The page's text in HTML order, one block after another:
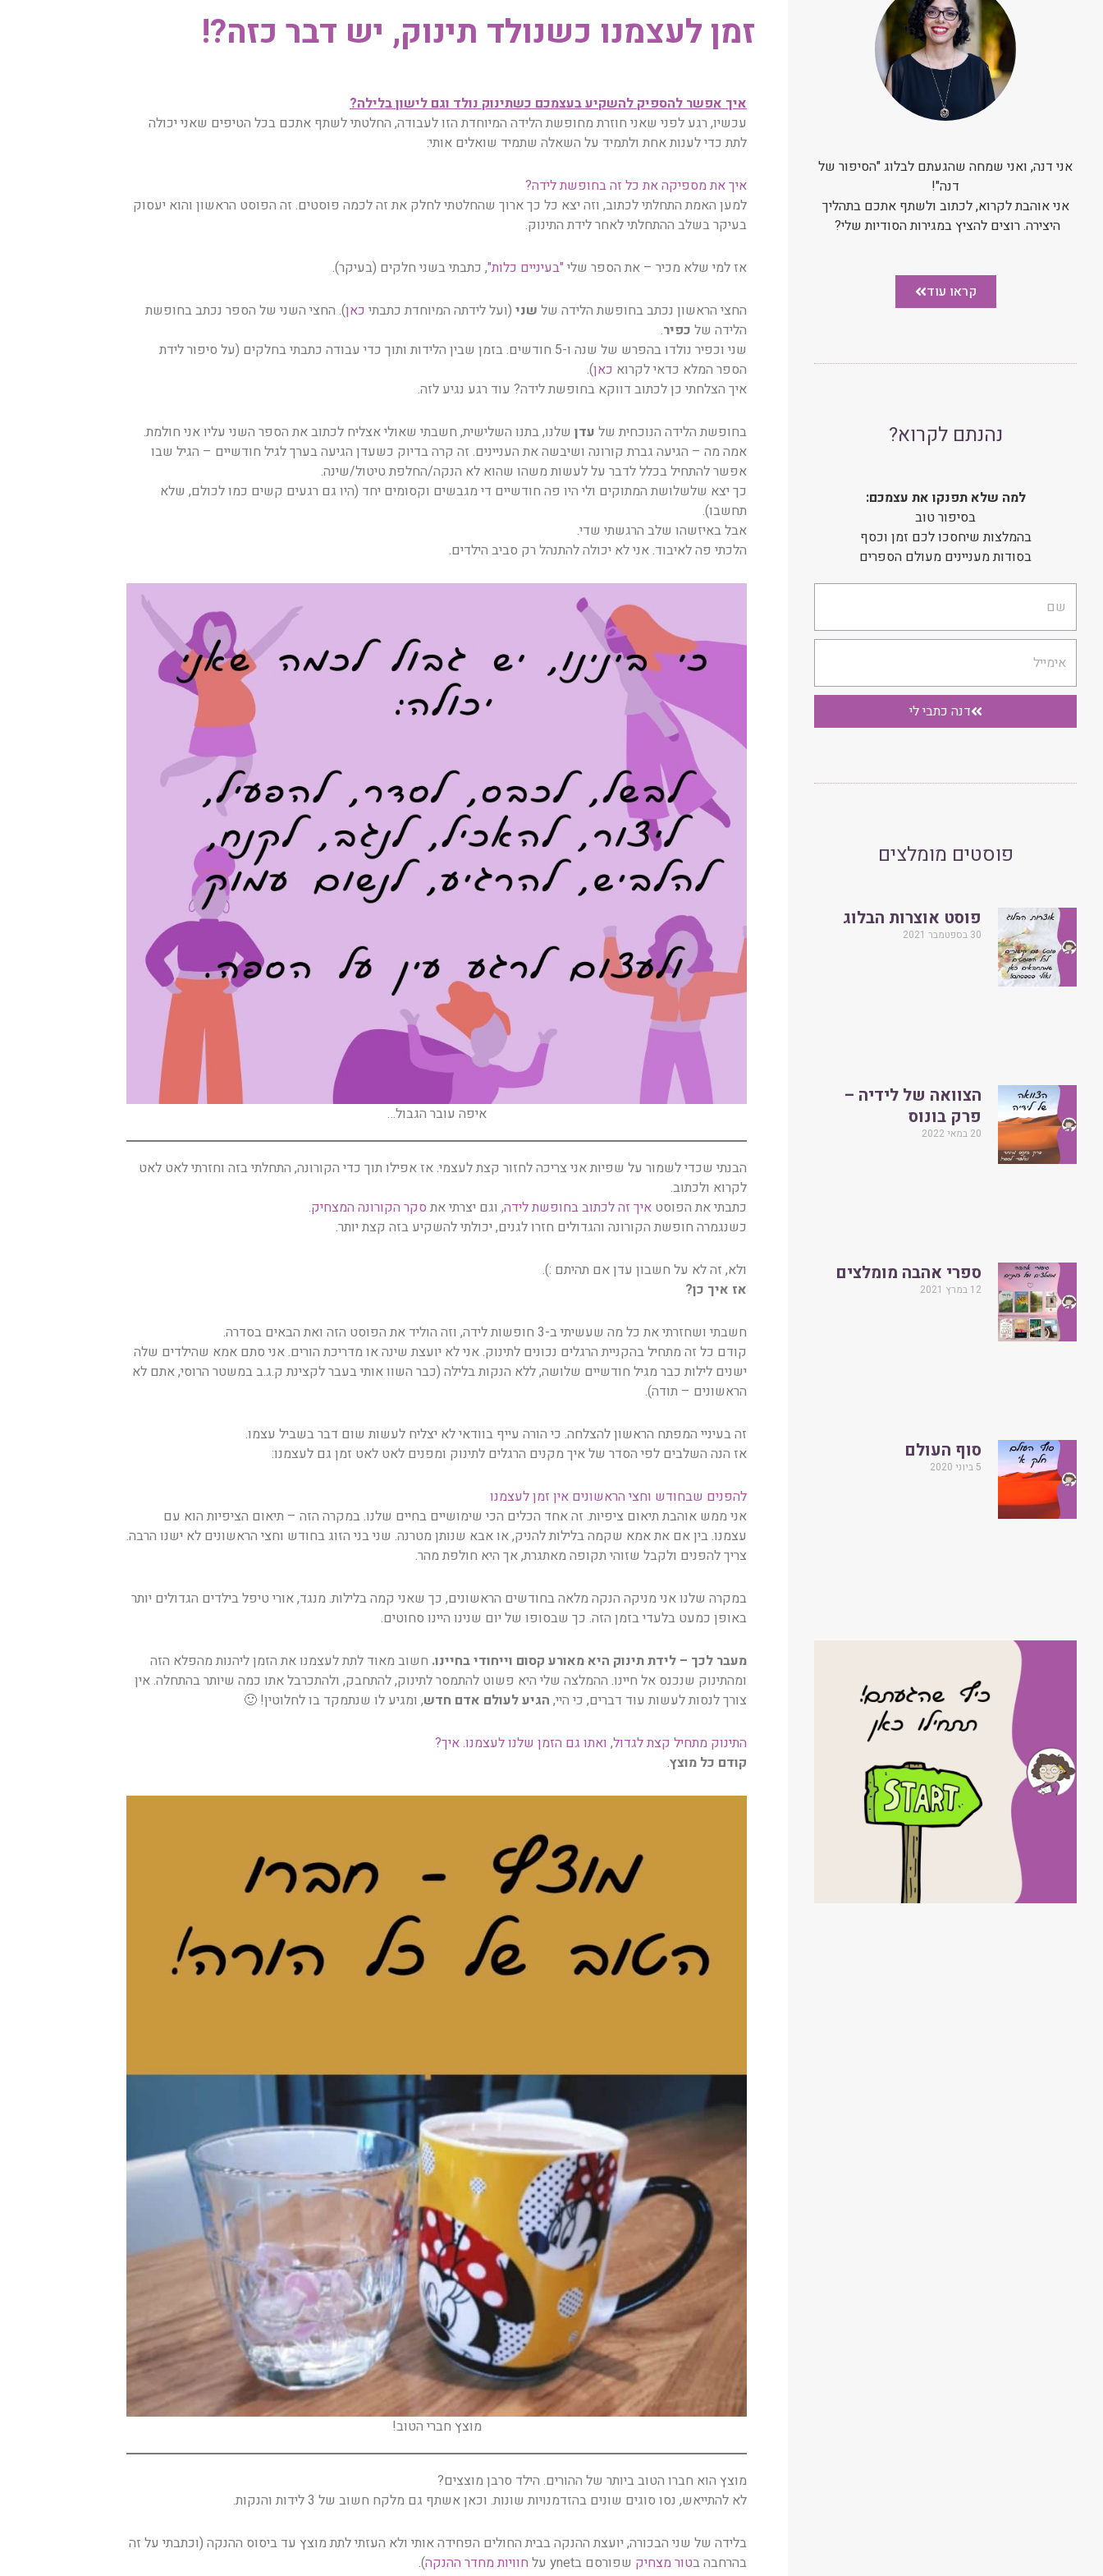
אני דנה, ואני שמחה שהגעתם לבלוג "הסיפור של
דנה"!
אני אוהבת לקרוא, לכתוב ולשתף אתכם בתהליך
היצירה. רוצים להציץ במגירות הסודיות שלי?
קראו עוד
נהנתם לקרוא?
למה שלא תפנקו את עצמכם:
בסיפור טוב
בהמלצות שיחסכו לכם זמן וכסף
בסודות מעניינים מעולם הספרים
דנה כתבי לי
פוסטים מומלצים
פוסט אוצרות הבלוג
30 בספטמבר 2021
הצוואה של לידיה –
פרק בונוס
20 במאי 2022
ספרי אהבה מומלצים
12 במרץ 2021
סוף העולם
5 ביוני 2020
זמן לעצמנו כשנולד תינוק, יש דבר כזה?!
איך אפשר להספיק להשקיע בעצמכם כשתינוק נולד וגם לישון בלילה?
עכשיו, רגע לפני שאני חוזרת מחופשת הלידה המיוחדת הזו לעבודה, החלטתי לשתף אתכם בכל הטיפים שאני יכולה
לתת כדי לענות אחת ולתמיד על השאלה שתמיד שואלים אותי:
איך את מספיקה את כל זה בחופשת לידה?
למען האמת התחלתי לכתוב, וזה יצא כל כך ארוך שהחלטתי לחלק את זה לכמה פוסטים. זה הפוסט הראשון והוא יעסוק
בעיקר בשלב ההתחלתי לאחר לידת התינוק.
אז למי שלא מכיר – את הספר שלי"בעיניים כלות", כתבתי בשני חלקים (בעיקר).
החצי הראשון נכתב בחופשת הלידה של שני (ועל לידתה המיוחדת כתבתי כאן). החצי השני של הספר נכתב בחופשת
הלידה של כפיר.
שני וכפיר נולדו בהפרש של שנה ו-5 חודשים. בזמן שבין הלידות ותוך כדי עבודה כתבתי בחלקים (על סיפור לידת
הספר המלא כדאי לקרוא כאן).
איך הצלחתי כן לכתוב דווקא בחופשת לידה? עוד רגע נגיע לזה.
בחופשת הלידה הנוכחית של עדן שלנו, בתנו השלישית, חשבתי שאולי אצליח לכתוב את הספר השני עליו אני חולמת.
אמה מה – הגיעה גברת קורונה ושיבשה את העניינים. זה קרה בדיוק כשעדן הגיעה בערך לגיל חודשיים – הגיל שבו
אפשר להתחיל בכלל לדבר על לעשות משהו שהוא לא הנקה/החלפת טיטול/שינה.
כך יצא שלשלושת המתוקים ולי היו פה חודשיים די מגבשים וקסומים יחד (היו גם רגעים קשים כמו לכולם, שלא
תחשבו).
אבל באיזשהו שלב הרגשתי שדי.
הלכתי פה לאיבוד. אני לא יכולה להתנהל רק סביב הילדים.
איפה עובר הגבול…
הבנתי שכדי לשמור על שפיות אני צריכה לחזור קצת לעצמי. אז אפילו תוך כדי הקורונה, התחלתי בזה וחזרתי לאט לאט
לקרוא ולכתוב.
כתבתי את הפוסט איך זה לכתוב בחופשת לידה, וגם יצרתי את סקר הקורונה המצחיק.
כשנגמרה חופשת הקורונה והגדולים חזרו לגנים, יכולתי להשקיע בזה קצת יותר.
ולא, זה לא על חשבון עדן אם תהיתם :).
אז איך כן?
חשבתי ושחזרתי את כל מה שעשיתי ב-3 חופשות לידה, וזה הוליד את הפוסט הזה ואת הבאים בסדרה.
קודם כל זה מתחיל בהקניית הרגלים נכונים לתינוק. אני לא יועצת שינה או מדריכת הורים. אני סתם אמא שהילדים שלה
ישנים לילות כבר מגיל חודשיים שלושה, ללא הנקות בלילה (כבר השוו אותי בעבר לקצינת ק.ג.ב במשטר הרוסי, אתם לא
הראשונים – תודה).
זה בעיניי המפתח הראשון להצלחה. כי הורה עייף בוודאי לא יצליח לעשות שום דבר בשביל עצמו.
אז הנה השלבים לפי הסדר של איך מקנים הרגלים לתינוק ומפנים לאט לאט זמן גם לעצמנו:
להפנים שבחודש וחצי הראשונים אין זמן לעצמנו
אני ממש אוהבת תיאום ציפיות. זה אחד הכלים הכי שימושיים בחיים שלנו. במקרה הזה – תיאום הציפיות הוא עם
עצמנו. בין אם את אמא שקמה בלילות להניק, או אבא שנותן מטרנה. שני בני הזוג בחודש וחצי הראשונים לא ישנו הרבה.
צריך להפנים ולקבל שזוהי תקופה מאתגרת, אך היא חולפת מהר.
במקרה שלנו אני מניקה הנקה מלאה בחודשים הראשונים, כך שאני קמה בלילות. מנגד, אורי טיפל בילדים הגדולים יותר
באופן כמעט בלעדי בזמן הזה. כך שבסופו של יום שנינו היינו סחוטים.
מעבר לכך – לידת תינוק היא מאורע קסום וייחודי בחיינו. חשוב מאוד לתת לעצמנו את הזמן ליהנות מהפלא הזה
ומהתינוק שנכנס אל חיינו. ההמלצה שלי היא פשוט להתמסר לתינוק, להתחבק, ולהתכרבל אתו כמה שיותר בהתחלה. אין
צורך לנסות לעשות עוד דברים, כי היי, הגיע לעולם אדם חדש, ומגיע לו שנתמקד בו לחלוטין! 🙂
התינוק מתחיל קצת לגדול, ואתו גם הזמן שלנו לעצמנו. איך?
קודם כל מוצץ.
מוצץ חברי הטוב!
מוצץ הוא חברו הטוב ביותר של ההורים. הילד סרבן מוצצים?
לא להתייאש, נסו סוגים שונים בהזדמנויות שונות. וכאן אשתף גם מלקח חשוב של 3 לידות והנקות.
בלידה של שני הבכורה, יועצת ההנקה בבית החולים הפחידה אותי ולא העזתי לתת מוצץ עד ביסוס ההנקה (וכתבתי על זה
בהרחבה בטור מצחיק שפורסם בynet על חוויות מחדר ההנקה).